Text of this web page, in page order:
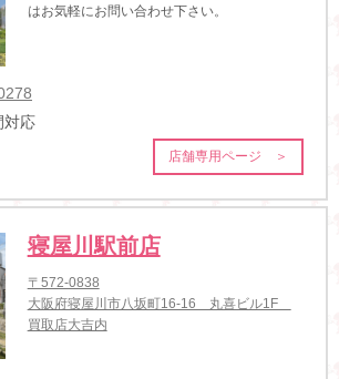
はお気軽にお問い合わせ下さい。
対応
店舗専用ページ ＞
寝屋川駅前店
〒572-0838
大阪府寝屋川市八坂町16-16 丸喜ビル1F
買取店大吉内